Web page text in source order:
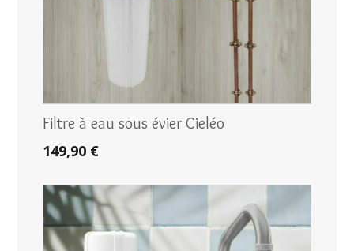
Filtre à eau sous évier Cieléo
149,90 €